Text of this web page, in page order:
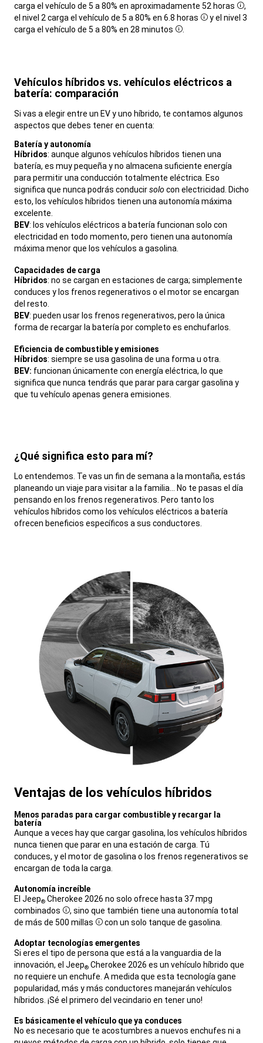
carga el vehículo de 5 a 80% en aproximadamente 52 horas
,
el nivel 2 carga el vehículo de 5 a 80% en 6.8 horas Disclosure
y el nivel 3
carga el vehículo de 5 a 80% en 28 minutos Disclosure
.
Vehículos híbridos vs. vehículos eléctricos a
batería: comparación
Si vas a elegir entre un EV y uno híbrido, te contamos algunos
aspectos que debes tener en cuenta:
Batería y autonomía
,Híbridos: aunque algunos vehículos híbridos tienen una
batería, es muy pequeña y no almacena suficiente energía
para permitir una conducción totalmente eléctrica. Eso
significa que nunca podrás conducirsolocon electricidad. Dicho
esto, los vehículos híbridos tienen una autonomía máxima
excelente.
BEV: los vehículos eléctricos a batería funcionan solo con
electricidad en todo momento, pero tienen una autonomía
máxima menor que los vehículos a gasolina.
Capacidades de carga
,Híbridos: no se cargan en estaciones de carga; simplemente
conduces y los frenos regenerativos o el motor se encargan
del resto.
BEV: pueden usar los frenos regenerativos, pero la única
forma de recargar la batería por completo es enchufarlos.
Eficiencia de combustible y emisiones
,Híbridos: siempre se usa gasolina de una forma u otra.
BEV: funcionan únicamente con energía eléctrica, lo que
significa que nunca tendrás que parar para cargar gasolina y
que tu vehículo apenas genera emisiones.
¿Qué significa esto para mí?
Lo entendemos. Te vas un fin de semana a la montaña, estás
planeando un viaje para visitar a la familia... No te pasas el día
pensando en los frenos regenerativos. Pero tanto los
vehículos híbridos como los vehículos eléctricos a batería
ofrecen beneficios específicos a sus conductores.
Ventajas de los vehículos híbridos
Menos paradas para cargar combustible y recargar la
batería
Aunque a veces hay que cargar gasolina, los vehículos híbridos
nunca tienen que parar en una estación de carga. Tú
conduces, y el motor de gasolina o los frenos regenerativos se
encargan de toda la carga.
Autonomía increíble
,El Jeep® Cherokee 2026 no solo ofrece hasta 37 mpg
combinados Disclosure
, sino que también tiene una autonomía total
de más de 500 millas Disclosure
con un solo tanque de gasolina.
Adoptar tecnologías emergentes
,Si eres el tipo de persona que está a la vanguardia de la
innovación, el Jeep® Cherokee 2026 es un vehículo híbrido que
no requiere un enchufe. A medida que esta tecnología gane
popularidad, más y más conductores manejarán vehículos
híbridos. ¡Sé el primero del vecindario en tener uno!
Es básicamente el vehículo que ya conduces
,No es necesario que te acostumbres a nuevos enchufes ni a